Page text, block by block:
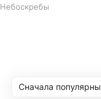
Небоскребы
Сначала